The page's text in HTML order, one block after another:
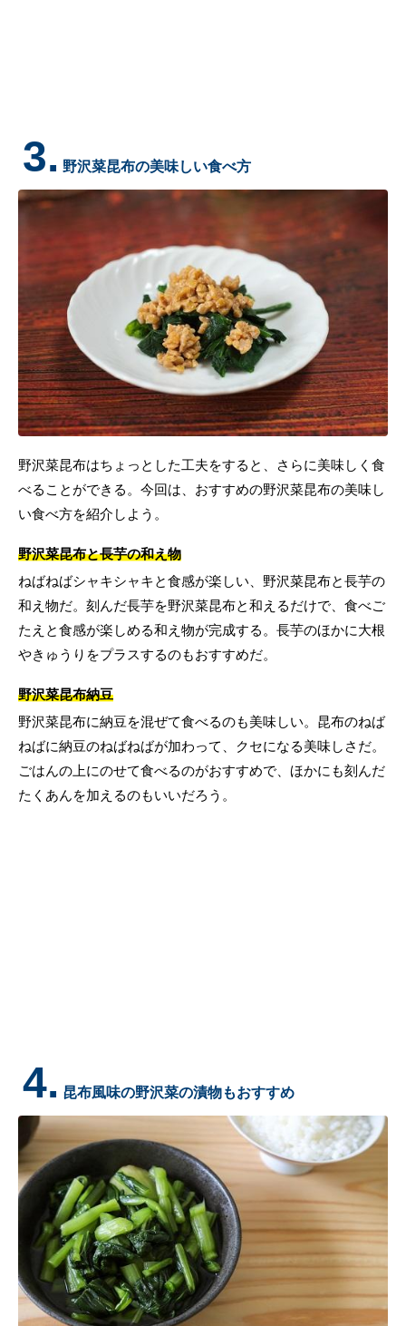
3. 野沢菜昆布の美味しい食べ方
野沢菜昆布はちょっとした工夫をすると、さらに美味しく食
べることができる。今回は、おすすめの野沢菜昆布の美味し
い食べ方を紹介しよう。
野沢菜昆布と長芋の和え物
ねばねばシャキシャキと食感が楽しい、野沢菜昆布と長芋の
和え物だ。刻んだ長芋を野沢菜昆布と和えるだけで、食べご
たえと食感が楽しめる和え物が完成する。長芋のほかに大根
やきゅうりをプラスするのもおすすめだ。
野沢菜昆布納豆
野沢菜昆布に納豆を混ぜて食べるのも美味しい。昆布のねば
ねばに納豆のねばねばが加わって、クセになる美味しさだ。
ごはんの上にのせて食べるのがおすすめで、ほかにも刻んだ
たくあんを加えるのもいいだろう。
4. 昆布風味の野沢菜の漬物もおすすめ